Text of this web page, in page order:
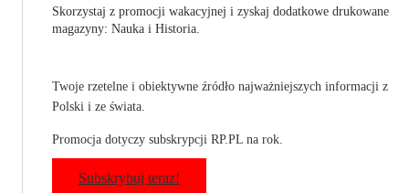
Skorzystaj z promocji wakacyjnej i zyskaj dodatkowe drukowane
magazyny: Nauka i Historia.
Twoje rzetelne i obiektywne źródło najważniejszych informacji z
Polski i ze świata.
Promocja dotyczy subskrypcji RP.PL na rok.
Subskrybuj teraz!